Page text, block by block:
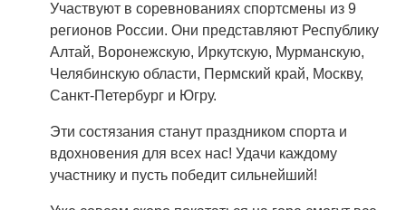
Участвуют в соревнованиях спортсмены из 9
регионов России. Они представляют Республику
Алтай, Воронежскую, Иркутскую, Мурманскую,
Челябинскую области, Пермский край, Москву,
Санкт-Петербург и Югру.
Эти состязания станут праздником спорта и
вдохновения для всех нас! Удачи каждому
участнику и пусть победит сильнейший!